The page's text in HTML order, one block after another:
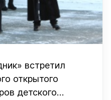
встретил
открытого
детского